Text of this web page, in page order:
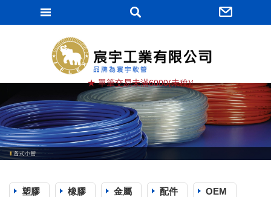
★ 單筆交易未滿6000(未稅)貨滿棧, 運費由買方
塑膠 橡膠 金屬 配件 OEM